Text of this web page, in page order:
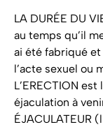
LA DURÉE DU
au temps qu’il
ai été fabriqué
l’acte sexuel ou
L’ERECTION
éjaculation à
ÉJACULATEUR